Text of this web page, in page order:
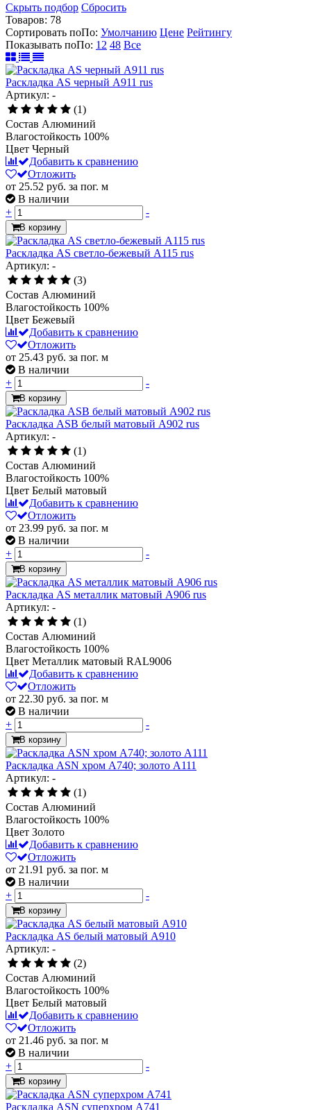
Скрыть подбор Сбросить
Товаров: 78
Сортировать поПо: Умолчанию Цене Рейтингу
Показывать поПо: 12 48 Все
Раскладка AS черный А911 rus
Артикул: -
(1)
Состав Алюминий
Влагостойкость 100%
Цвет Черный
Добавить к сравнению
Отложить
от 25.52 руб. за пог. м
В наличии
+
-
В корзину
Раскладка AS светло-бежевый А115 rus
Артикул: -
(3)
Состав Алюминий
Влагостойкость 100%
Цвет Бежевый
Добавить к сравнению
Отложить
от 25.43 руб. за пог. м
В наличии
+
-
В корзину
Раскладка ASB белый матовый A902 rus
Артикул: -
(1)
Состав Алюминий
Влагостойкость 100%
Цвет Белый матовый
Добавить к сравнению
Отложить
от 23.99 руб. за пог. м
В наличии
+
-
В корзину
Раскладка AS металлик матовый А906 rus
Артикул: -
(1)
Состав Алюминий
Влагостойкость 100%
Цвет Металлик матовый RAL9006
Добавить к сравнению
Отложить
от 22.30 руб. за пог. м
В наличии
+
-
В корзину
Раскладка ASN хром А740; золото А111
Артикул: -
(1)
Состав Алюминий
Влагостойкость 100%
Цвет Золото
Добавить к сравнению
Отложить
от 21.91 руб. за пог. м
В наличии
+
-
В корзину
Раскладка AS белый матовый А910
Артикул: -
(2)
Состав Алюминий
Влагостойкость 100%
Цвет Белый матовый
Добавить к сравнению
Отложить
от 21.46 руб. за пог. м
В наличии
+
-
В корзину
Раскладка ASN суперхром А741